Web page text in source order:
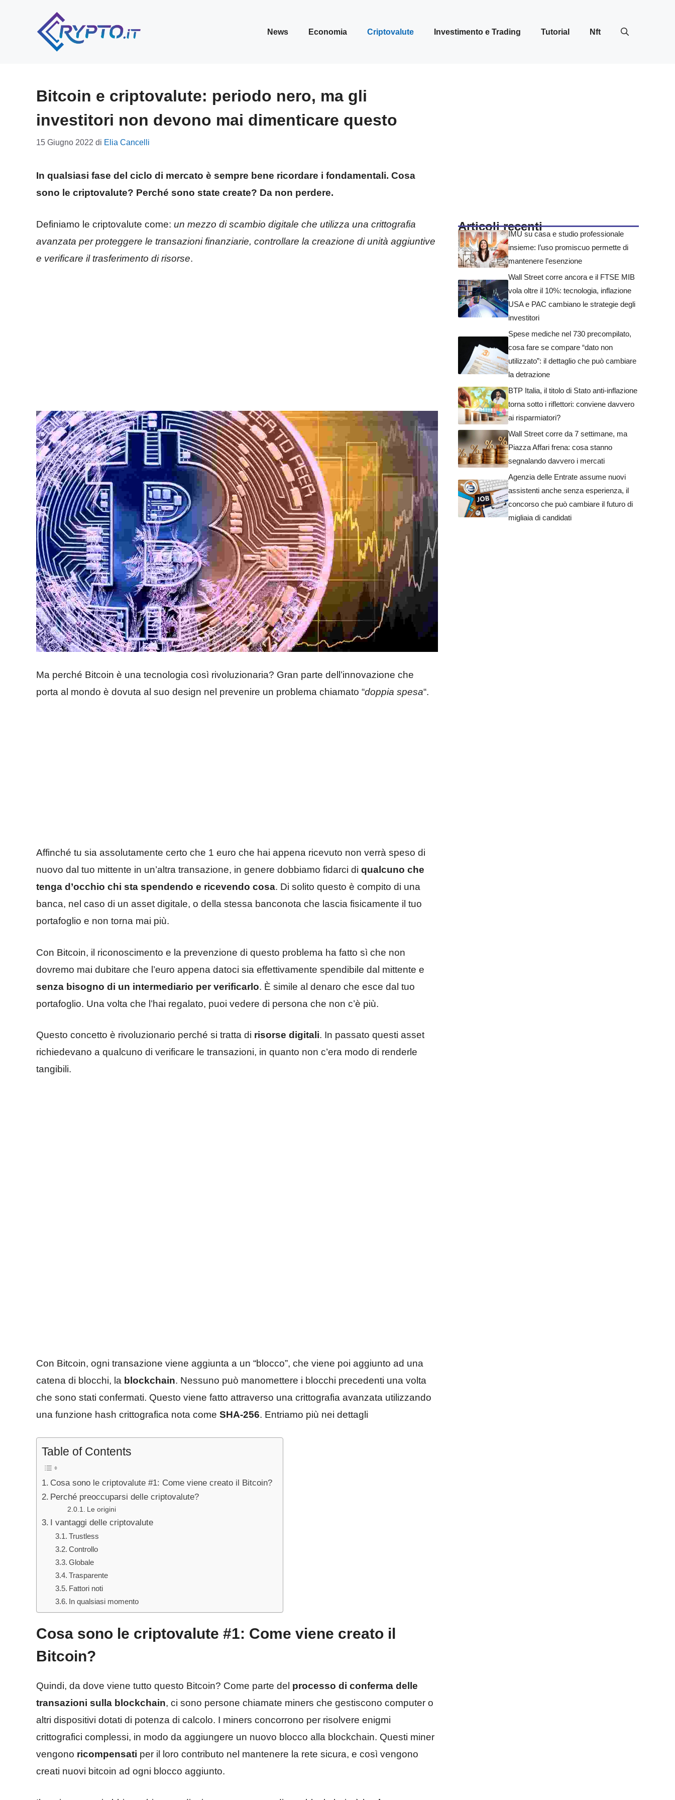
News Economia Criptovalute Investimento e Trading Tutorial Nft
Bitcoin e criptovalute: periodo nero, ma gli
investitori non devono mai dimenticare questo
15 Giugno 2022 di Elia Cancelli
In qualsiasi fase del ciclo di mercato è sempre bene ricordare i fondamentali. Cosa
sono le criptovalute? Perché sono state create? Da non perdere.
Definiamo le criptovalute come: un mezzo di scambio digitale che utilizza una crittografia
avanzata per proteggere le transazioni finanziarie, controllare la creazione di unità aggiuntive
e verificare il trasferimento di risorse.
Ma perché Bitcoin è una tecnologia così rivoluzionaria? Gran parte dell’innovazione che
porta al mondo è dovuta al suo design nel prevenire un problema chiamato “doppia spesa“.
Affinché tu sia assolutamente certo che 1 euro che hai appena ricevuto non verrà speso di
nuovo dal tuo mittente in un’altra transazione, in genere dobbiamo fidarci di qualcuno che
tenga d’occhio chi sta spendendo e ricevendo cosa. Di solito questo è compito di una
banca, nel caso di un asset digitale, o della stessa banconota che lascia fisicamente il tuo
portafoglio e non torna mai più.
Con Bitcoin, il riconoscimento e la prevenzione di questo problema ha fatto sì che non
dovremo mai dubitare che l’euro appena datoci sia effettivamente spendibile dal mittente e
senza bisogno di un intermediario per verificarlo. È simile al denaro che esce dal tuo
portafoglio. Una volta che l’hai regalato, puoi vedere di persona che non c’è più.
Questo concetto è rivoluzionario perché si tratta di risorse digitali. In passato questi asset
richiedevano a qualcuno di verificare le transazioni, in quanto non c’era modo di renderle
tangibili.
Con Bitcoin, ogni transazione viene aggiunta a un “blocco”, che viene poi aggiunto ad una
catena di blocchi, la blockchain. Nessuno può manomettere i blocchi precedenti una volta
che sono stati confermati. Questo viene fatto attraverso una crittografia avanzata utilizzando
una funzione hash crittografica nota come SHA-256. Entriamo più nei dettagli
Table of Contents
Cosa sono le criptovalute #1: Come viene creato il Bitcoin?
Perché preoccuparsi delle criptovalute?
Le origini
I vantaggi delle criptovalute
Trustless
Controllo
Globale
Trasparente
Fattori noti
In qualsiasi momento
Cosa sono le criptovalute #1: Come viene creato il
Bitcoin?
Quindi, da dove viene tutto questo Bitcoin? Come parte del processo di conferma delle
transazioni sulla blockchain, ci sono persone chiamate miners che gestiscono computer o
altri dispositivi dotati di potenza di calcolo. I miners concorrono per risolvere enigmi
crittografici complessi, in modo da aggiungere un nuovo blocco alla blockchain. Questi miner
vengono ricompensati per il loro contributo nel mantenere la rete sicura, e così vengono
creati nuovi bitcoin ad ogni blocco aggiunto.
Articoli recenti
IMU su casa e studio professionale
insieme: l’uso promiscuo permette di
mantenere l’esenzione
Wall Street corre ancora e il FTSE MIB
vola oltre il 10%: tecnologia, inflazione
USA e PAC cambiano le strategie degli
investitori
Spese mediche nel 730 precompilato,
cosa fare se compare “dato non
utilizzato”: il dettaglio che può cambiare
la detrazione
BTP Italia, il titolo di Stato anti-inflazione
torna sotto i riflettori: conviene davvero
ai risparmiatori?
Wall Street corre da 7 settimane, ma
Piazza Affari frena: cosa stanno
segnalando davvero i mercati
Agenzia delle Entrate assume nuovi
assistenti anche senza esperienza, il
concorso che può cambiare il futuro di
migliaia di candidati